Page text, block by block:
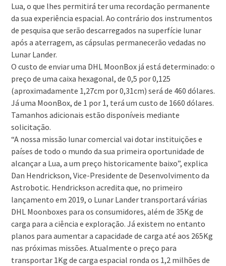
Lua, o que lhes permitirá ter uma recordação permanente
da sua experiência espacial. Ao contrário dos instrumentos
de pesquisa que serão descarregados na superfície lunar
após a aterragem, as cápsulas permanecerão vedadas no
Lunar Lander.
O custo de enviar uma DHL MoonBox já está determinado: o
preço de uma caixa hexagonal, de 0,5 por 0,125
(aproximadamente 1,27cm por 0,31cm) será de 460 dólares.
Já uma MoonBox, de 1 por 1, terá um custo de 1660 dólares.
Tamanhos adicionais estão disponíveis mediante
solicitação.
“A nossa missão lunar comercial vai dotar instituições e
países de todo o mundo da sua primeira oportunidade de
alcançar a Lua, a um preço historicamente baixo”, explica
Dan Hendrickson, Vice-Presidente de Desenvolvimento da
Astrobotic. Hendrickson acredita que, no primeiro
lançamento em 2019, o Lunar Lander transportará várias
DHL Moonboxes para os consumidores, além de 35Kg de
carga para a ciência e exploração. Já existem no entanto
planos para aumentar a capacidade de carga até aos 265Kg
nas próximas missões. Atualmente o preço para
transportar 1Kg de carga espacial ronda os 1,2 milhões de